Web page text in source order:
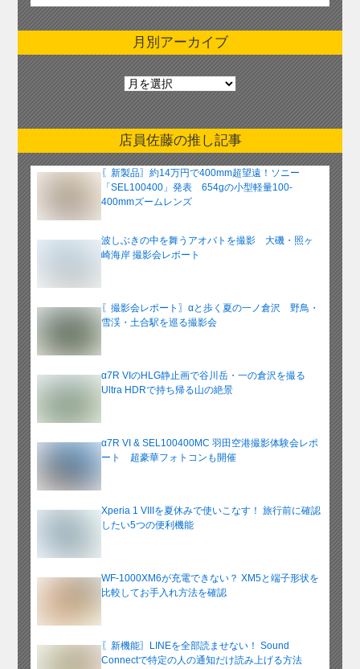
月別アーカイブ
月
別
ア
ー
カ
イ
ブ
店員佐藤の推し記事
〖新製品〗約14万円で400mm超望遠！ソニー
「SEL100400」発表 654gの小型軽量100-
400mmズームレンズ
波しぶきの中を舞うアオバトを撮影 大磯・照ヶ
崎海岸 撮影会レポート
〖撮影会レポート〗αと歩く夏の一ノ倉沢 野鳥・
雪渓・土合駅を巡る撮影会
α7R VIのHLG静止画で谷川岳・一の倉沢を撮る
Ultra HDRで持ち帰る山の絶景
α7R VI & SEL100400MC 羽田空港撮影体験会レポ
ート 超豪華フォトコンも開催
Xperia 1 VIIIを夏休みで使いこなす！ 旅行前に確認
したい5つの便利機能
WF-1000XM6が充電できない？ XM5と端子形状を
比較してお手入れ方法を確認
〖新機能〗LINEを全部読ませない！ Sound
Connectで特定の人の通知だけ読み上げる方法